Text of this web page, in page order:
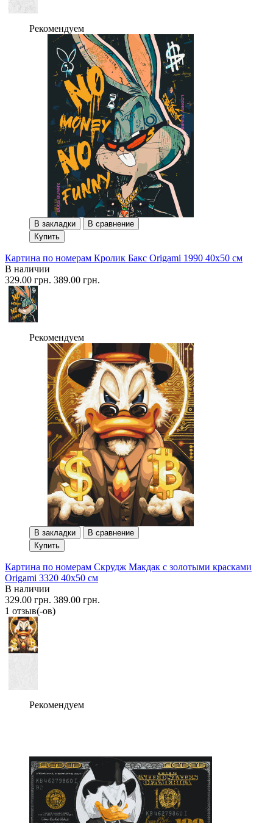
Рекомендуем
В закладки
В сравнение
Купить
Картина по номерам Кролик Бакс Origami 1990 40x50 см
В наличии
329.00 грн. 389.00 грн.
Рекомендуем
В закладки
В сравнение
Купить
Картина по номерам Скрудж Макдак с золотыми красками
Origami 3320 40x50 см
В наличии
329.00 грн. 389.00 грн.
1 отзыв(-ов)
Рекомендуем